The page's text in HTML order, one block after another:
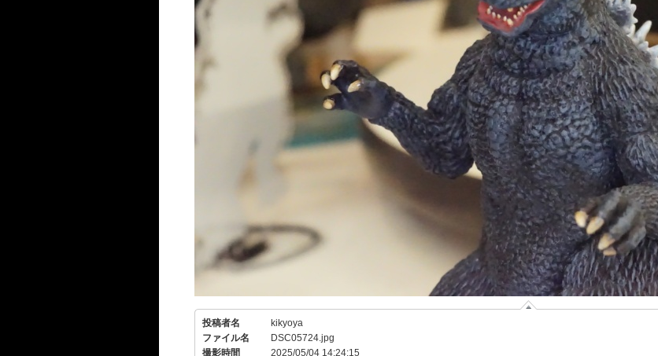
投稿者名
kikyoya
ファイル名
DSC05724.jpg
撮影時間
2025/05/04 14:24:15